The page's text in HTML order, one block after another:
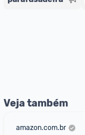
Veja também
amazon.com.br